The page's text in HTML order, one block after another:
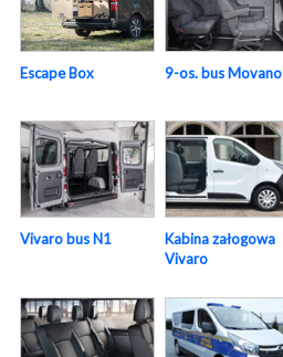
Escape Box 9-os. bus Movano
Vivaro bus N1
Kabina załogowa
Vivaro